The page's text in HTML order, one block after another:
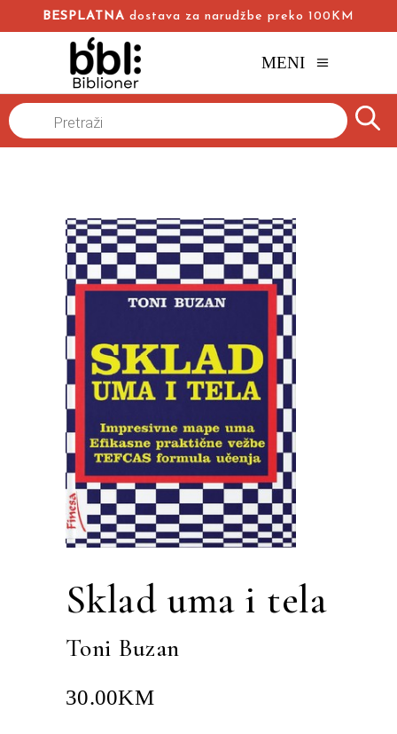
BESPLATNA dostava za narudžbe preko 100KM
MENI
Products
search
Sklad uma i tela
Toni Buzan
30.00KM